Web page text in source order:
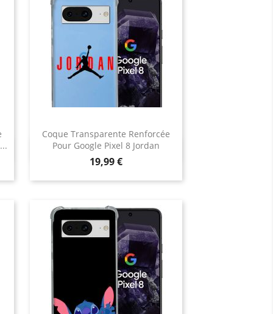
Coque Transparente Renforcée
Pour Google Pixel 8 Jordan
Prix
19,99 €
Aperçu rapide